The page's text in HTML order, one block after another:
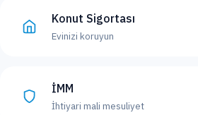
Konut Sigortası
Evinizi koruyun
İMM
İhtiyari mali mesuliyet